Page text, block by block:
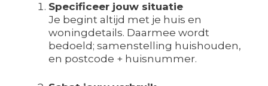
Specificeer jouw situatie
Je begint altijd met je huis en
woningdetails. Daarmee wordt
bedoeld; samenstelling huishouden,
en postcode + huisnummer.